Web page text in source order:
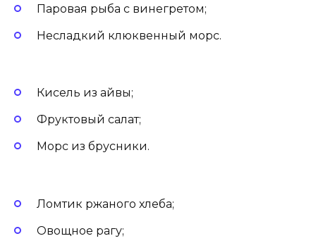
Паровая рыба с винегретом;
Несладкий клюквенный морс.
Кисель из айвы;
Фруктовый салат;
Морс из брусники.
Ломтик ржаного хлеба;
Овощное рагу;